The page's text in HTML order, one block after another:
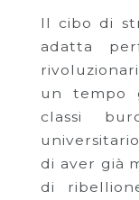
Il cibo di
adatta
un tempo
classi
di aver già
di